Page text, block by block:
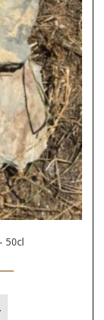
50cl